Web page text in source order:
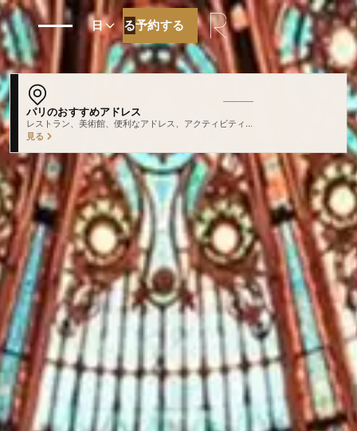
日 予約する
予約する
パリのおすすめアドレス
レストラン、美術館、便利なアドレス、アクティビティ…
見る